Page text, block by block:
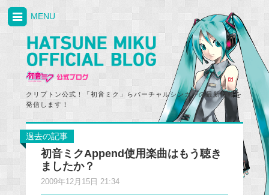
クリプトン公式！「初音ミク」らバーチャルシンガーの最新情報を
発信します！
MENU
過去の記事
初音ミクAppend使用楽曲はもう聴き
ましたか？
2009年12月15日 21:34